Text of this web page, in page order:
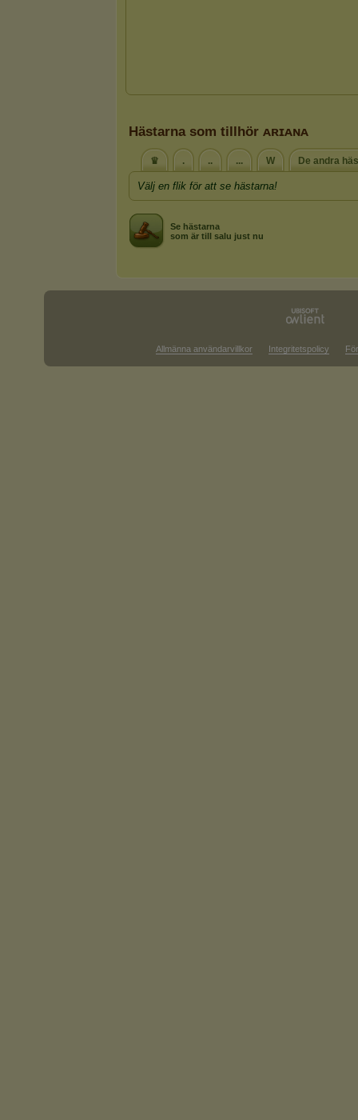
Hästarna som tillhör ᴀʀɪᴀɴᴀ
♛ . .. ... W De andra
Välj en flik för att se hästarna!
Se hästarna
som är till salu just nu
Allmänna användarvillkor Integritetspolicy